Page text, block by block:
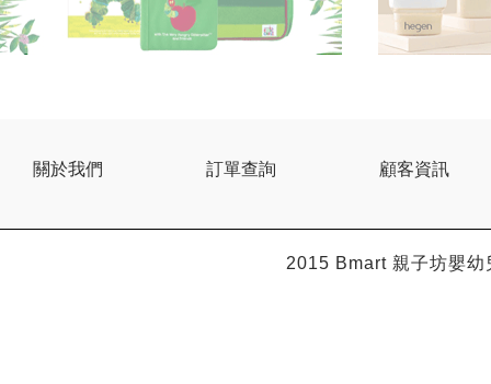
關於我們 訂單查詢 顧客資訊
2015 Bmart親子坊嬰幼